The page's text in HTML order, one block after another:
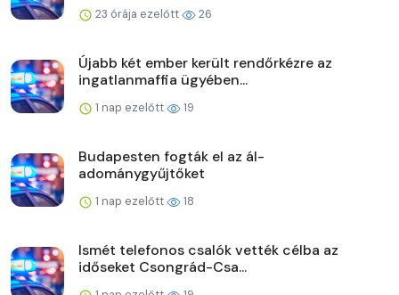
23 órája ezelőtt 26
Újabb két ember került rendőrkézre az
ingatlanmaffia ügyében...
1 nap ezelőtt 19
Budapesten fogták el az ál-
adománygyűjtőket
1 nap ezelőtt 18
Ismét telefonos csalók vették célba az
időseket Csongrád-Csa...